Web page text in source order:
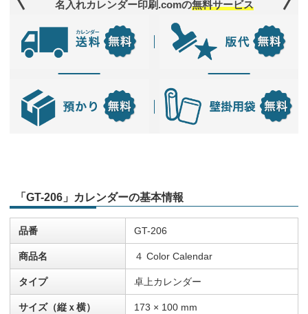
名入れカレンダー印刷.comの無料サービス
「GT-206」カレンダーの基本情報
品番 GT-206
商品名 ４ Color Calendar
タイプ 卓上カレンダー
サイズ（縦ｘ横） 173 × 100 mm